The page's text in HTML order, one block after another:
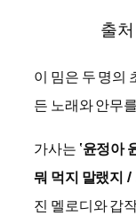
출
이 밈은 두 명의
든 노래와 안무
가사는 ‘윤정아
뭐 먹지 말랬지 /
진 멜로디와 갑